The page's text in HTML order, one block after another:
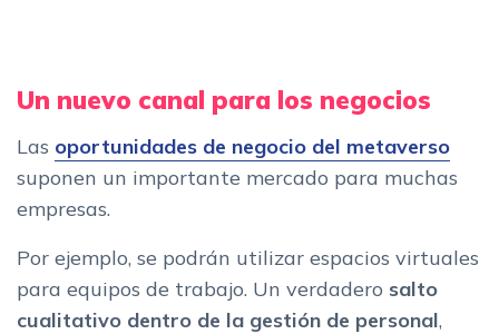
Un nuevo canal para los negocios
Las oportunidades de negocio del metaverso
suponen un importante mercado para muchas
empresas.
Por ejemplo, se podrán utilizar espacios virtuales
para equipos de trabajo. Un verdadero salto
cualitativo dentro de la gestión de personal,